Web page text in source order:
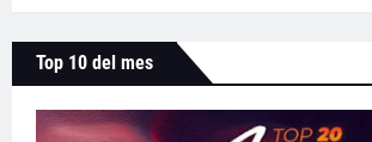
Top 10 del mes